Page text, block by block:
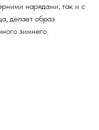
нарядами, так и с
делает образ
зимнего